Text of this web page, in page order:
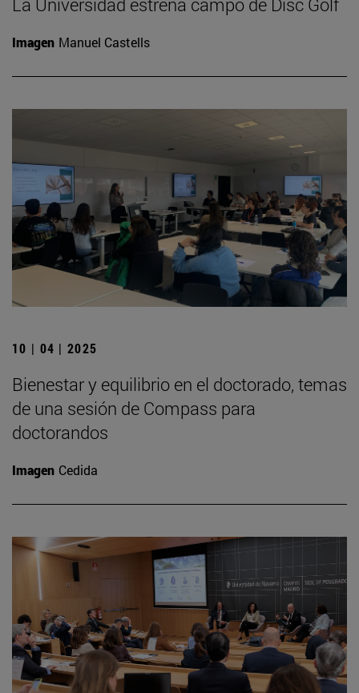
Imagen Manuel Castells
10 | 04 | 2025
Bienestar y equilibrio en el doctorado, temas
de una sesión de Compass para
doctorandos
Imagen Cedida